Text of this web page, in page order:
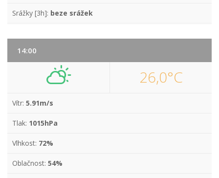
Srážky [3h]: beze srážek
14:00
26,0°C
Vítr: 5.91m/s
Tlak: 1015hPa
Vlhkost: 72%
Oblačnost: 54%